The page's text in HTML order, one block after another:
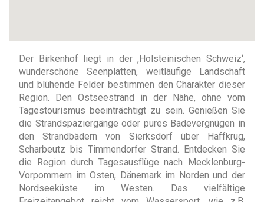
Der Birkenhof liegt in der ‚Holsteinischen Schweiz‘,
wunderschöne Seenplatten, weitläufige Landschaft
und blühende Felder bestimmen den Charakter dieser
Region. Den Ostseestrand in der Nähe, ohne vom
Tagestourismus beeinträchtigt zu sein. Genießen Sie
die Strandspaziergänge oder pures Badevergnügen in
den Strandbädern von Sierksdorf über Haffkrug,
Scharbeutz bis Timmendorfer Strand. Entdecken Sie
die Region durch Tagesausflüge nach Mecklenburg-
Vorpommern im Osten, Dänemark im Norden und der
Nordseeküste im Westen. Das vielfältige